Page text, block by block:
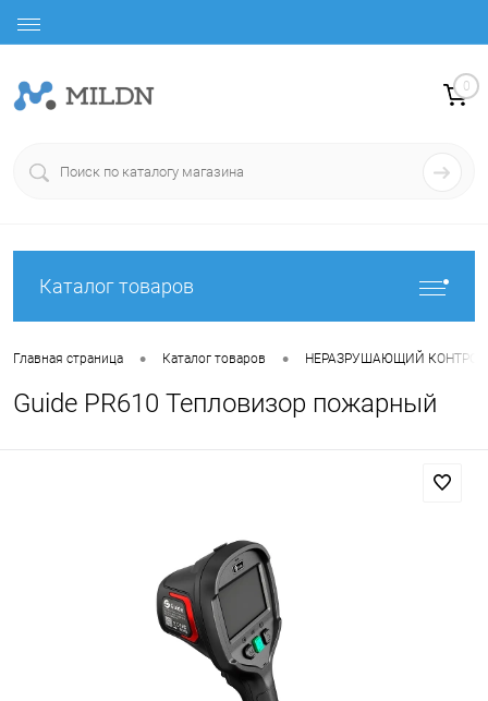
0
Каталог товаров
Главная страница • Каталог товаров • НЕРАЗРУШАЮЩИЙ
Guide PR610 Тепловизор пожарный